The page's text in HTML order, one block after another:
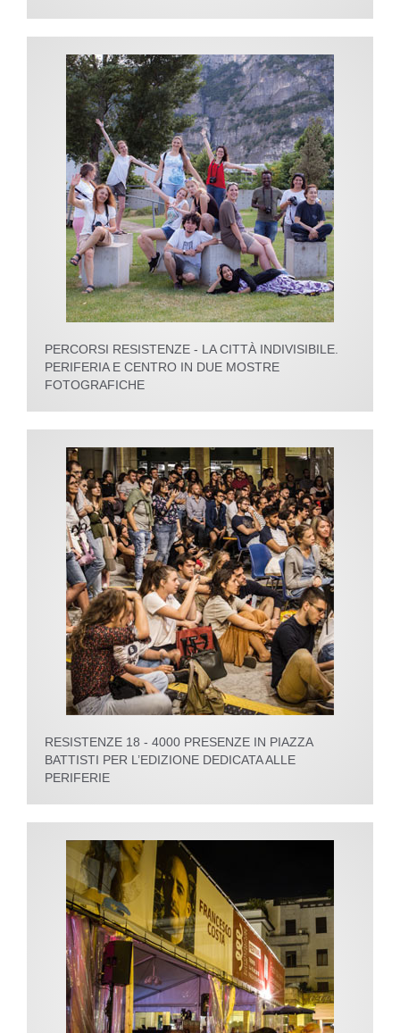
PERCORSI RESISTENZE - LA CITTÀ INDIVISIBILE.
PERIFERIA E CENTRO IN DUE MOSTRE
FOTOGRAFICHE
RESISTENZE 18 - 4000 PRESENZE IN PIAZZA
BATTISTI PER L’EDIZIONE DEDICATA ALLE
PERIFERIE